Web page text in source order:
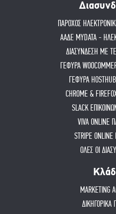
ΠΑΡΟΧΟΣ
ΑΑΔΕ MYDATA -
ΔΙΑΣΥΝΔΕΣΗ ΜΕ
ΓΕΦΥΡΑ
ΓΕΦΥΡΑ
CHROME &
SLACK
VIVA ONLINE
STRIPE
ΟΛΕΣ ΟΙ
MARKETING
ΔΙΚΗΓΟΡΙΚΑ